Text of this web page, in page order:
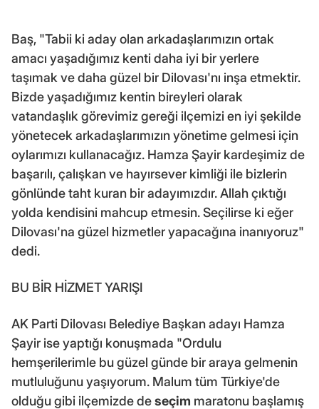
Baş, "Tabii ki aday olan arkadaşlarımızın ortak
amacı yaşadığımız kenti daha iyi bir yerlere
taşımak ve daha güzel bir Dilovası'nı inşa etmektir.
Bizde yaşadığımız kentin bireyleri olarak
vatandaşlık görevimiz gereği ilçemizi en iyi şekilde
yönetecek arkadaşlarımızın yönetime gelmesi için
oylarımızı kullanacağız. Hamza Şayir kardeşimiz de
başarılı, çalışkan ve hayırsever kimliği ile bizlerin
gönlünde taht kuran bir adayımızdır. Allah çıktığı
yolda kendisini mahcup etmesin. Seçilirse ki eğer
Dilovası'na güzel hizmetler yapacağına inanıyoruz"
dedi.
BU BİR HİZMET YARIŞI
AK Parti Dilovası Belediye Başkan adayı Hamza
Şayir ise yaptığı konuşmada "Ordulu
hemşerilerimle bu güzel günde bir araya gelmenin
mutluluğunu yaşıyorum. Malum tüm Türkiye'de
olduğu gibi ilçemizde deseçim maratonu başlamış